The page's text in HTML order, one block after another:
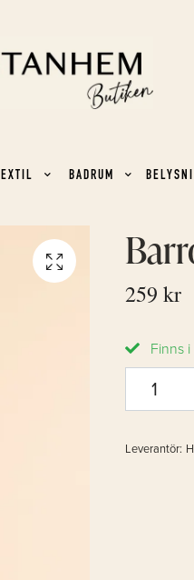
BADRUM
259 kr
Finns
Leverantör: